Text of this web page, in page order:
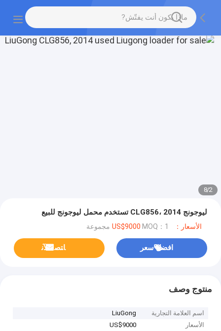
2
/
8
ليوجونج CLG856، 2014 تستخدم محمل ليوجونج للبيع
الأسعار：US$9000 MOQ：1 مجموعة
افضل سعر ﺎﺘﺼﻟ ﺍﻶﻧ
منتوج وصف
اسم العلامة التجارية
LiuGong
الأسعار
US$9000